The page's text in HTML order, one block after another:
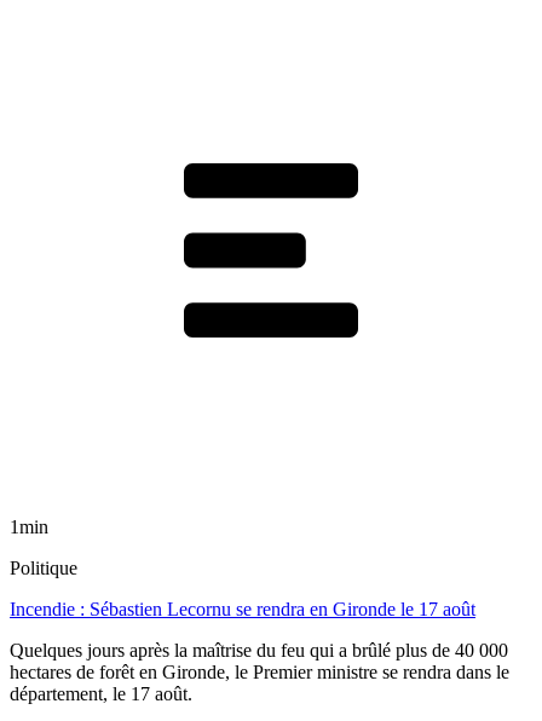
1min
Politique
Incendie : Sébastien Lecornu se rendra en Gironde le 17 août
Quelques jours après la maîtrise du feu qui a brûlé plus de 40 000
hectares de forêt en Gironde, le Premier ministre se rendra dans le
département, le 17 août.